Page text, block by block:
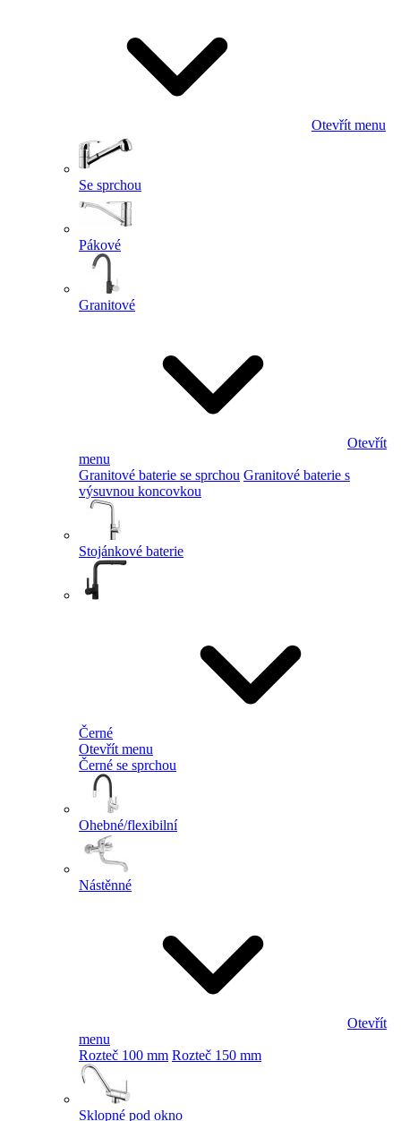
Otevřít menu
Se sprchou
Pákové
Granitové
Otevřít
menu
Granitové baterie se sprchou Granitové baterie s
výsuvnou koncovkou
Stojánkové baterie
Černé
Otevřít menu
Černé se sprchou
Ohebné/flexibilní
Nástěnné
Otevřít
menu
Rozteč 100 mm Rozteč 150 mm
Sklopné pod okno